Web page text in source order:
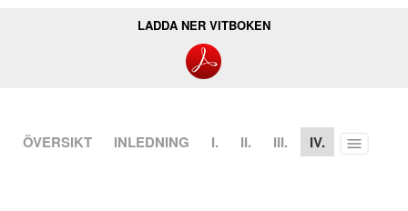
LADDA NER VITBOKEN
ÖVERSIKT INLEDNING I. II. III. IV. Toggle